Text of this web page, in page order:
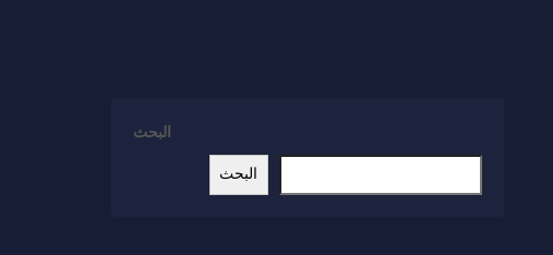
البحث
البحث